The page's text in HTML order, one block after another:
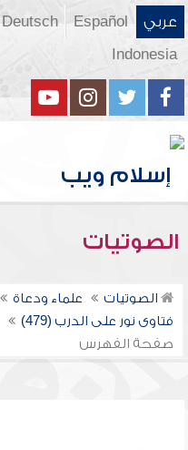
عربي Español
Deutsch
Indonesia
الصوتيات
الصوتيات علماء ودعاة
فتاوى نور على الدرب (479)
صفحة الفهرس